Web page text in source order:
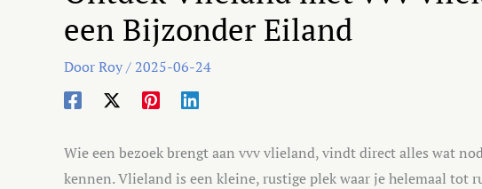
een Bijzonder Eiland
DoorRoy/ 2025-06-24
Wie een bezoek brengt aan vvv vlieland, vindt direct alles wat
kennen. Vlieland is een kleine, rustige plek waar je helemaal tot